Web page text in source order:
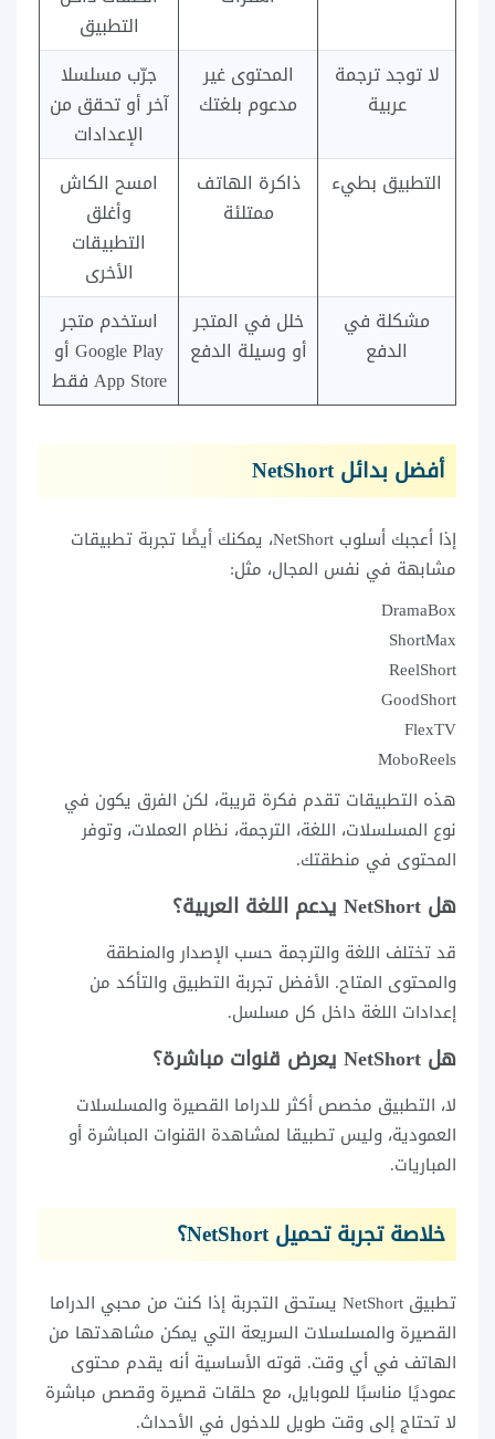
التطبيق
لا توجد ترجمة
عربية
المحتوى غير
مدعوم بلغتك
جرّب مسلسلا
آخر أو تحقق من
الإعدادات
التطبيق بطيء
ذاكرة الهاتف
ممتلئة
امسح الكاش
وأغلق
التطبيقات
الأخرى
مشكلة في
الدفع
خلل في المتجر
أو وسيلة الدفع
استخدم متجر
Google Play أو
App Store فقط
أفضل بدائل NetShort
إذا أعجبك أسلوب NetShort، يمكنك أيضًا تجربة تطبيقات
مشابهة في نفس المجال، مثل:
DramaBox
ShortMax
ReelShort
GoodShort
FlexTV
MoboReels
هذه التطبيقات تقدم فكرة قريبة، لكن الفرق يكون في
نوع المسلسلات، اللغة، الترجمة، نظام العملات، وتوفر
المحتوى في منطقتك.
هل NetShort يدعم اللغة العربية؟
قد تختلف اللغة والترجمة حسب الإصدار والمنطقة
والمحتوى المتاح. الأفضل تجربة التطبيق والتأكد من
إعدادات اللغة داخل كل مسلسل.
هل NetShort يعرض قنوات مباشرة؟
لا، التطبيق مخصص أكثر للدراما القصيرة والمسلسلات
العمودية، وليس تطبيقا لمشاهدة القنوات المباشرة أو
المباريات.
خلاصة تجربة تحميل NetShort؟
تطبيق NetShort يستحق التجربة إذا كنت من محبي الدراما
القصيرة والمسلسلات السريعة التي يمكن مشاهدتها من
الهاتف في أي وقت. قوته الأساسية أنه يقدم محتوى
عموديًا مناسبًا للموبايل، مع حلقات قصيرة وقصص مباشرة
لا تحتاج إلى وقت طويل للدخول في الأحداث.